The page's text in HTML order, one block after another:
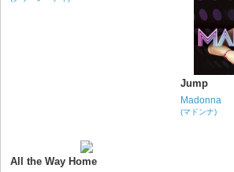
Jump
Madonna
(マドンナ)
All the Way Home